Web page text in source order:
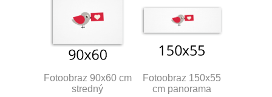
Fotoobraz 90x60 cm
stredný
Fotoobraz 150x55
cm panorama